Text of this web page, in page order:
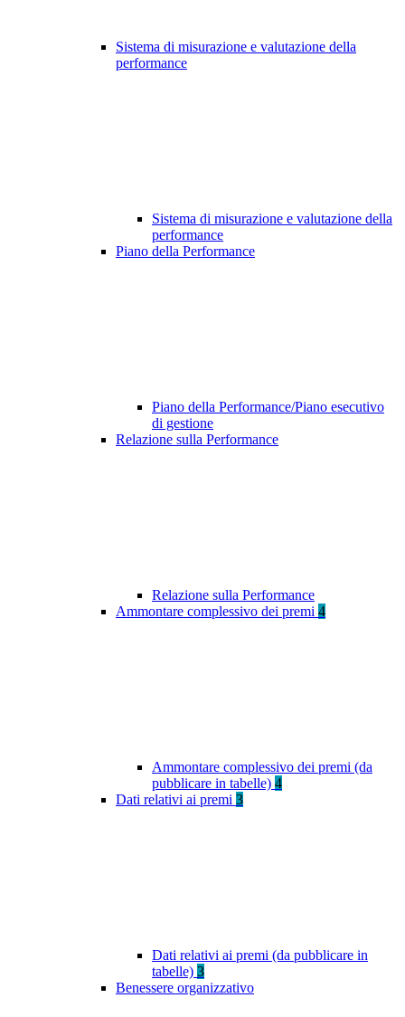
Sistema di misurazione e valutazione della
performance
Sistema di misurazione e valutazione della
performance
Piano della Performance
Piano della Performance/Piano esecutivo
di gestione
Relazione sulla Performance
Relazione sulla Performance
Ammontare complessivo dei premi 4
Ammontare complessivo dei premi (da
pubblicare in tabelle) 4
Dati relativi ai premi 3
Dati relativi ai premi (da pubblicare in
tabelle) 3
Benessere organizzativo